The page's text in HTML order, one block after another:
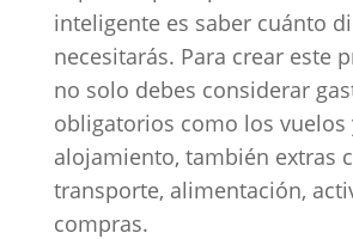
inteligente es saber cuánto
necesitarás. Para crear este
no solo debes considerar
obligatorios como los vuelos
alojamiento, también extras
transporte, alimentación,
compras.